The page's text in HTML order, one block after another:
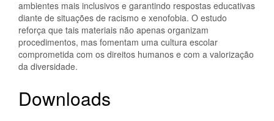
ambientes mais inclusivos e garantindo respostas educativas
diante de situações de racismo e xenofobia. O estudo
reforça que tais materiais não apenas organizam
procedimentos, mas fomentam uma cultura escolar
comprometida com os direitos humanos e com a valorização
da diversidade.
Downloads